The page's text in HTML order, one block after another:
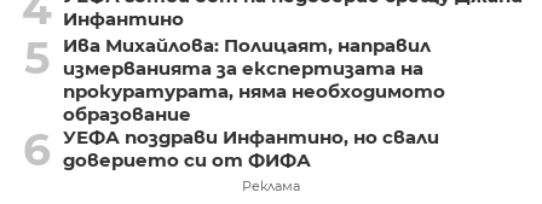
Инфантино
5
Ива Михайлова: Полицаят, направил
измерванията за експертизата на
прокуратурата, няма необходимото
образование
6 УЕФА поздрави Инфантино, но свали
доверието си от ФИФА
Реклама